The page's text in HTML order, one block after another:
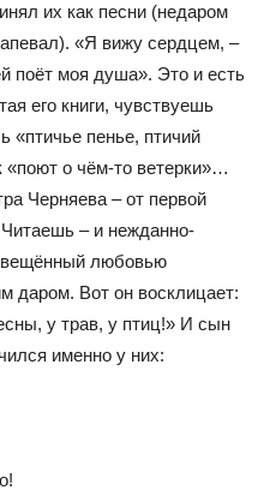
их как песни (недаром
«Я вижу сердцем, –
поёт моя душа». Это и есть
его книги, чувствуешь
«птичье пенье, птичий
о чём-то ветерки»…
Черняева – от первой
– и нежданно-
любовью
даром. Вот он воскли­цает:
у трав, у птиц!» И сын
именно у них: